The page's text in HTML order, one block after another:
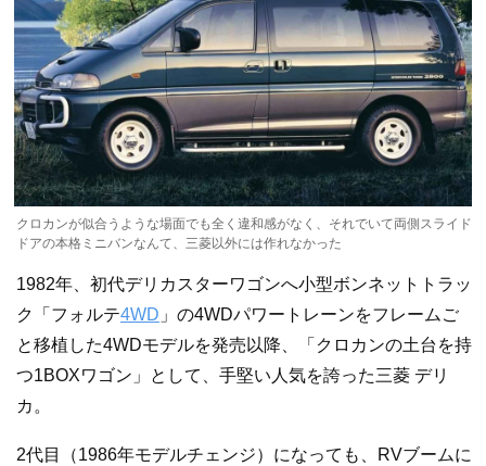
クロカンが似合うような場面でも全く違和感がなく、それでいて両側スライド
ドアの本格ミニバンなんて、三菱以外には作れなかった
1982年、初代デリカスターワゴンへ小型ボンネットトラッ
ク「フォルテ4WD 」の4WDパワートレーンをフレームご
と移植した4WDモデルを発売以降、「クロカンの土台を持
つ1BOXワゴン」として、手堅い人気を誇った三菱 デリ
カ。
2代目（1986年モデルチェンジ）になっても、RVブームに